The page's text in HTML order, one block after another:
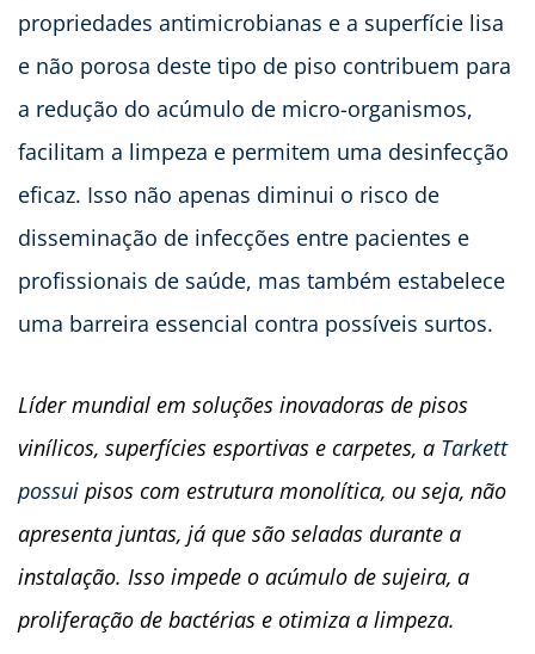
propriedades antimicrobianas e a superfície lisa
e não porosa deste tipo de piso contribuem para
a redução do acúmulo de micro-organismos,
facilitam a limpeza e permitem uma desinfecção
eficaz. Isso não apenas diminui o risco de
disseminação de infecções entre pacientes e
profissionais de saúde, mas também estabelece
uma barreira essencial contra possíveis surtos.
Líder mundial em soluções inovadoras de pisos
vinílicos, superfícies esportivas e carpetes, a Tarkett
possui pisos com estrutura monolítica, ou seja, não
apresenta juntas, já que são seladas durante a
instalação. Isso impede o acúmulo de sujeira, a
proliferação de bactérias e otimiza a limpeza.